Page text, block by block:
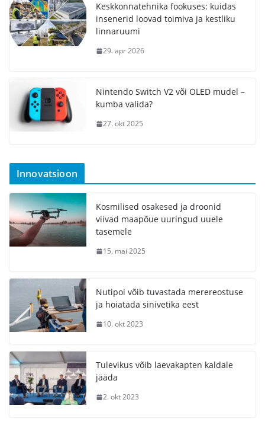
Keskkonnatehnika fookuses: kuidas
insenerid loovad toimiva ja kestliku
linnaruumi
29. apr 2026
Nintendo Switch V2 või OLED mudel –
kumba valida?
27. okt 2025
Innovatsioon
Kosmilised osakesed ja droonid
viivad maapõue uuringud uuele
tasemele
15. mai 2025
Nutipoi võib tuvastada merereostuse
ja hoiatada sinivetika eest
10. okt 2023
Tulevikus võib laevakapten kaldale
jääda
2. okt 2023